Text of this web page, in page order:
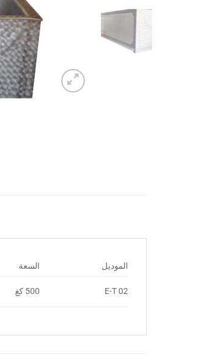
الموديل السعة
E-T 02 500 كغ